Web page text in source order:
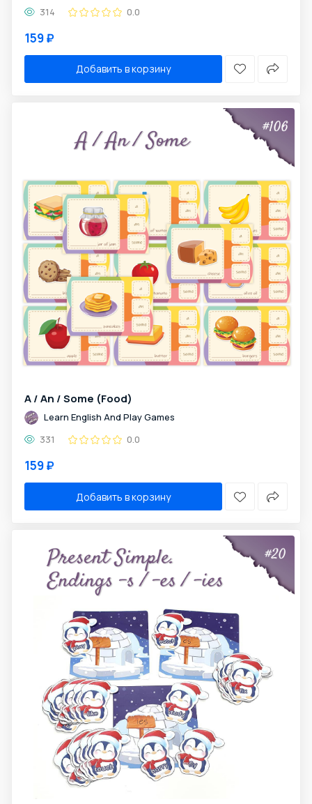
314 0.0
159 ₽
Добавить в корзину
A / An / Some (Food)
Learn English And Play Games
331
0.0
159 ₽
Добавить в корзину